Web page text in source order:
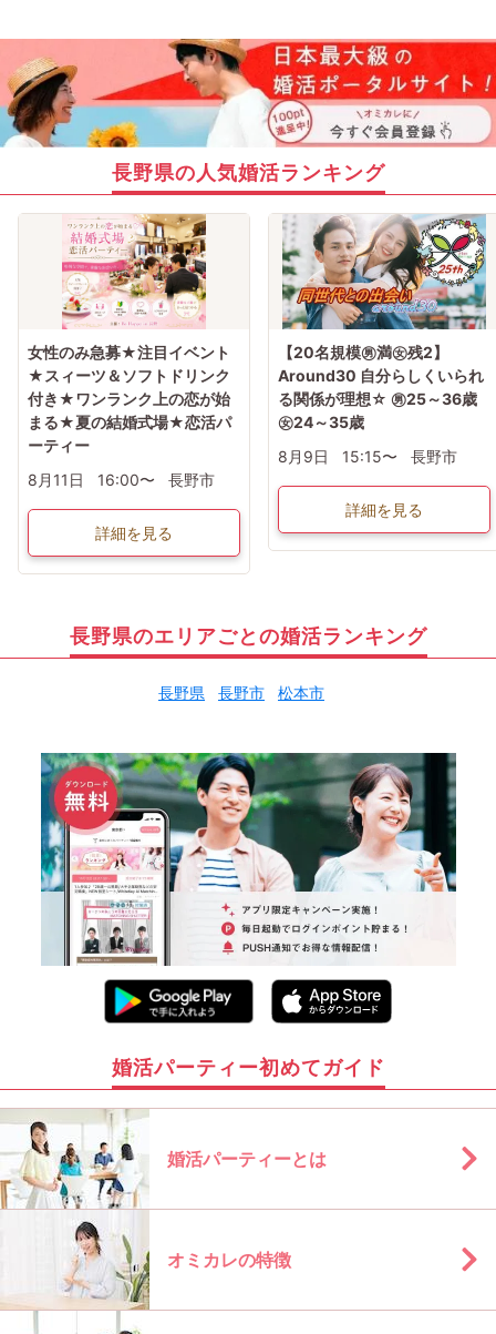
長野県の人気婚活ランキング
女性のみ急募★注目イベント
★スィーツ＆ソフトドリンク
付き★ワンランク上の恋が始
まる★夏の結婚式場★恋活パ
ーティー
8月11日
16:00〜 長野市
詳細を見る
【20名規模㊚満㊛残2】
Around30 自分らしくいられ
る関係が理想☆ ㊚25～36歳
㊛24～35歳
8月9日
15:15〜 長野市
詳細を見る
長野県のエリアごとの婚活ランキング
長野県 長野市 松本市
婚活パーティー初めてガイド
婚活パーティーとは
オミカレの特徴